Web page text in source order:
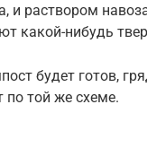
и раствором
какой-нибудь
будет готов,
той же схеме.